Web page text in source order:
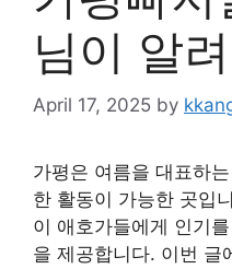
님이 알
April 17, 2025 by
가평은 여름을 대표하
한 활동이 가능한 곳입
이 애호가들에게 인기
을 제공합니다. 이번 글